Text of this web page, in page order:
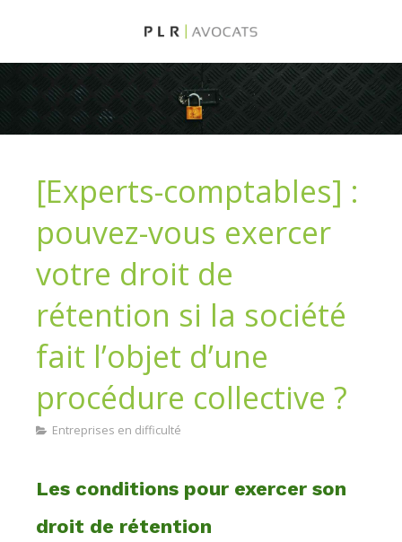
[Experts-comptables] :
pouvez-vous exercer
votre droit de
rétention si la société
fait l’objet d’une
procédure collective ?
Entreprises en difficulté
Les conditions pour exercer son
droit de rétention